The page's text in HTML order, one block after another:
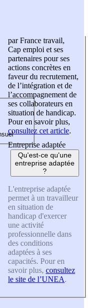
par France travail,
Cap emploi et ses
partenaires pour ses
actions concrètes en
faveur du recrutement,
de l’intégration et de
l’accompagnement de
ses collaborateurs en
situation de handicap.
Pour en savoir plus,
consultez cet article.
Entreprise adaptée
Qu'est-ce qu'une
entreprise adaptée
?
L'entreprise adaptée
permet à un travailleur
en situation de
handicap d'exercer
une activité
professionnelle dans
des conditions
adaptées à ses
capacités. Pour en
savoir plus, consultez
le site de l’UNEA.